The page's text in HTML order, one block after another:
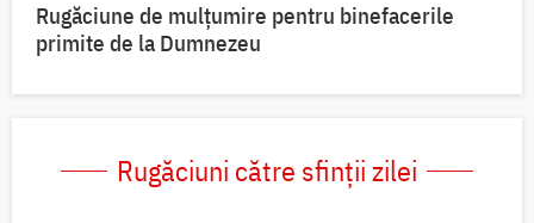
Rugăciune de mulțumire pentru binefacerile
primite de la Dumnezeu
Rugăciuni către sfinții zilei